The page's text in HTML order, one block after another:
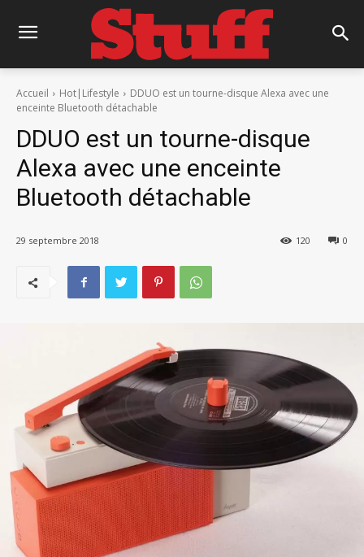
Accueil Hot|Lifestyle
DDUO est un tourne-disque Alexa avec une
enceinte Bluetooth détachable
DDUO est un tourne-disque
Alexa avec une enceinte
Bluetooth détachable
29 septembre 2018 0
120